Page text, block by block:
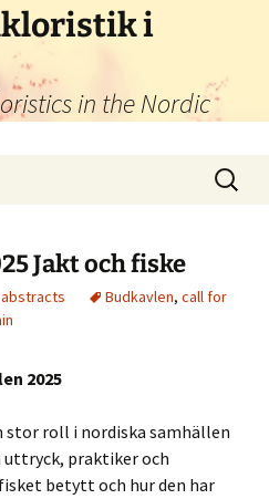
i
in the Nordic
Sök
efter:
Jakt och fiske
Budkavlen, call for
2025
stor roll i nordiska samhällen
praktiker och
betytt och hur den har